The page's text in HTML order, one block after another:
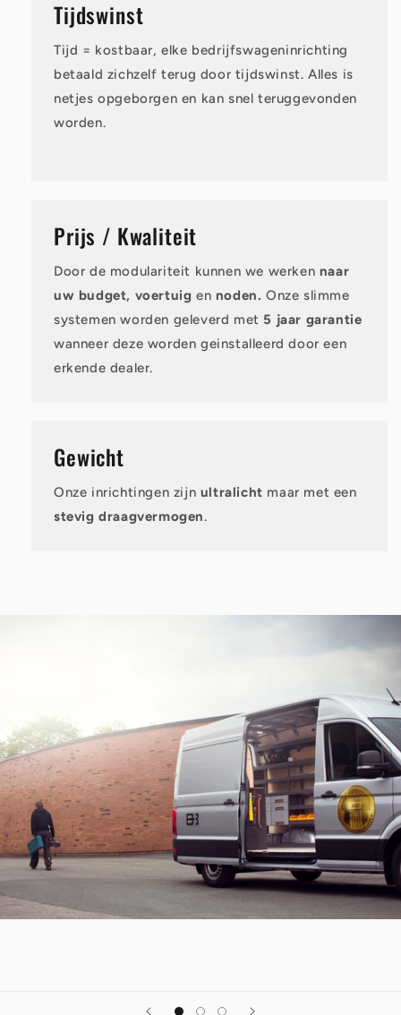
Tijdswinst
Tijd = kostbaar, elke bedrijfswageninrichting
betaald zichzelf terug door tijdswinst. Alles is
netjes opgeborgen en kan snel teruggevonden
worden.
Prijs / Kwaliteit
Door de modulariteit kunnen we werken naar
uw budget, voertuigen noden.Onze slimme
systemen worden geleverd met 5 jaar garantie
wanneer deze worden geinstalleerd door een
erkende dealer.
Gewicht
Onze inrichtingen zijn ultralicht maar met een
stevig draagvermogen.